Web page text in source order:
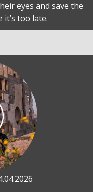
eyes and save the
too late.